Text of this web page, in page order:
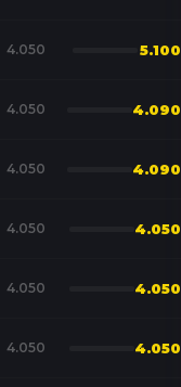
4.050 5.100
4.050 4.090
4.050 4.090
4.050 4.050
4.050 4.050
4.050 4.050